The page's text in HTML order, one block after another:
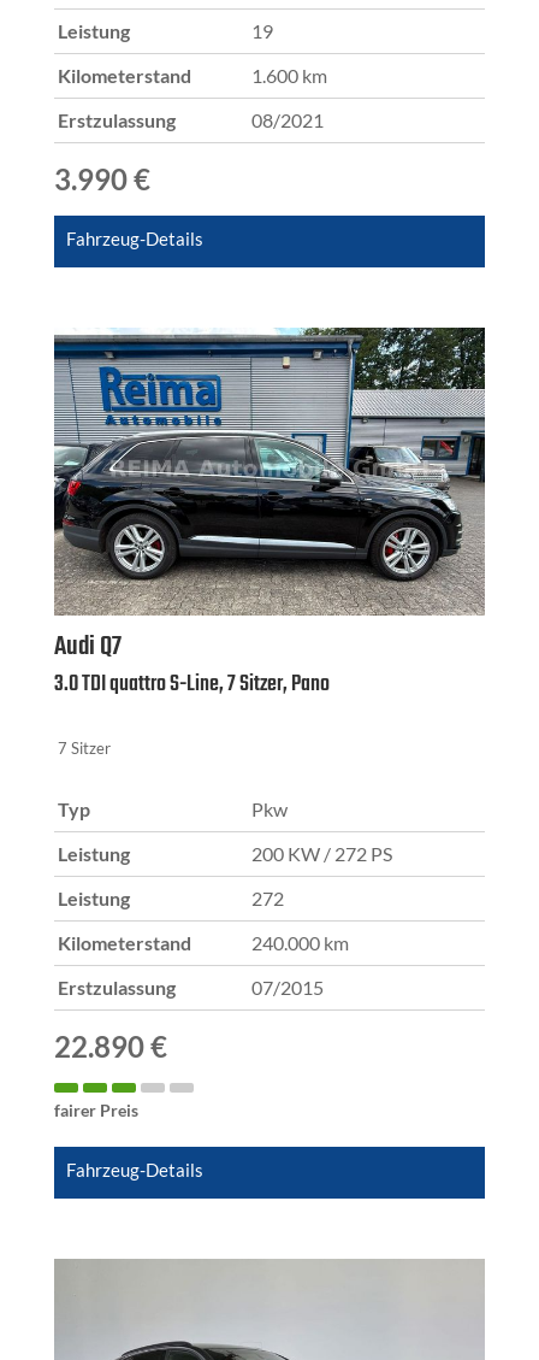
Leistung 19
Kilometerstand 1.600 km
Erstzulassung 08/2021
3.990 €
Fahrzeug-Details
AudiQ7
3.0 TDI quattro S-Line, 7 Sitzer, Pano
7 Sitzer
Typ Pkw
Leistung 200 KW / 272 PS
Leistung 272
Kilometerstand 240.000 km
Erstzulassung 07/2015
22.890 €
fairer Preis
Fahrzeug-Details